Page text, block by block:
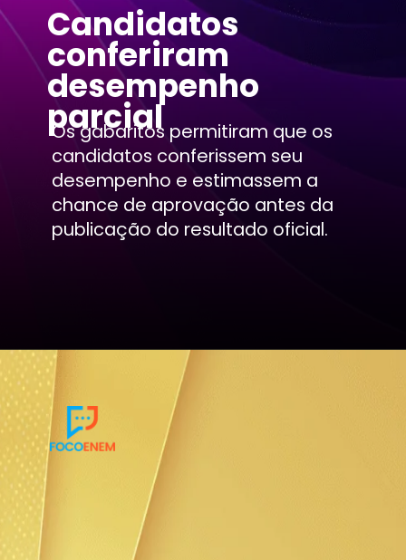
Os gabaritos permitiram que os
candidatos conferissem seu
desempenho e estimassem a
chance de aprovação antes da
publicação do resultado oficial.
Candidatos
conferiram
desempenho
parcial